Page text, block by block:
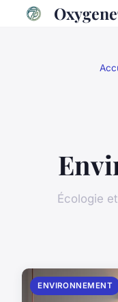
Écologie
ENVIRONNEMENT